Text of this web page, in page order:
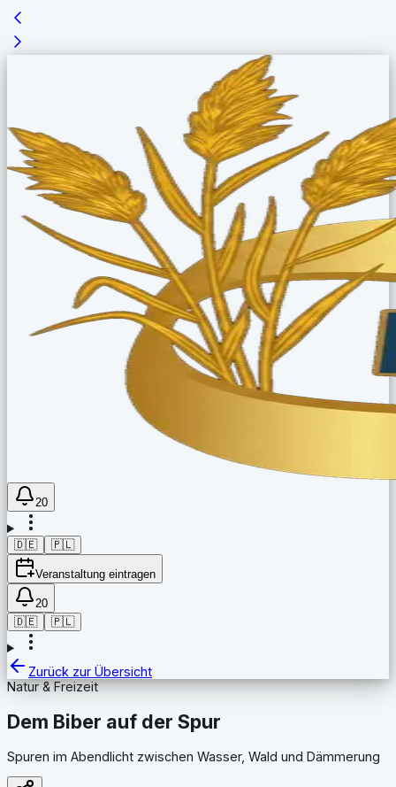
20
🇩🇪 🇵🇱
Veranstaltung eintragen
20
🇩🇪
🇵🇱
Zurück zur Übersicht
Natur & Freizeit
Dem Biber auf der Spur
Spuren im Abendlicht zwischen Wasser, Wald und Dämmerung